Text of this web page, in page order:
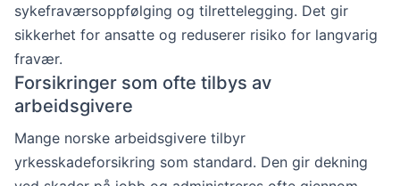
sykefraværsoppfølging og tilrettelegging. Det gir
sikkerhet for ansatte og reduserer risiko for langvarig
fravær.
Forsikringer som ofte tilbys av
arbeidsgivere
Mange norske arbeidsgivere tilbyr
yrkesskadeforsikring som standard. Den gir dekning